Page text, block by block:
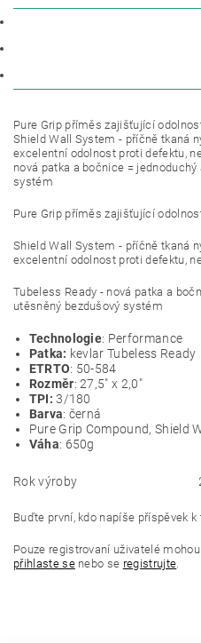
Pure Grip příměs zajišťující
Shield Wall System - příčně tkaná
excelentní odolnost proti defektu,
nová patka a bočnice =
systém
Pure Grip příměs zajišťující
Shield Wall System - příčně tkaná
excelentní odolnost proti defektu,
Tubeless Ready - nová patka a
utěsněný bezdušový systém
Technologie: Performance
Patka: kevlar Tubeless Ready
ETRTO: 50-584
Rozměr: 27,5" x 2,0"
TPI:3/180
Barva: černá
Pure Grip Compound, Shield
Váha: 650g
Rok výroby
Buďte první, kdo napíše příspěvek k
Pouze registrovaní uživatelé
přihlaste senebo se registrujte.